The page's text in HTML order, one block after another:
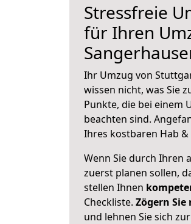
Stressfreie
für Ihren
Ihr Umzug von
wissen nicht, was Sie
Punkte, die bei einem
beachten sind.
Ihres kostbaren Hab &
Wenn Sie durch Ihren
zuerst planen sollen,
stellen Ihnen
Checkliste. Zögern
und lehnen Sie sich